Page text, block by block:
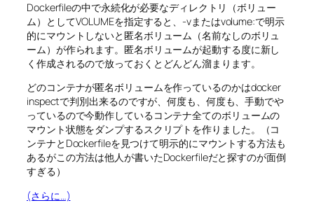
Dockerfileの中で永続化が必要なディレクトリ（ボリュー
ム）としてVOLUMEを指定すると、-vまたはvolume:で明示
的にマウントしないと匿名ボリューム（名前なしのボリュ
ーム）が作られます。匿名ボリュームが起動する度に新し
く作成されるので放っておくとどんどん溜まります。
どのコンテナが匿名ボリュームを作っているのかはdocker
inspectで判別出来るのですが、何度も、何度も、手動でや
っているので今動作しているコンテナ全てのボリュームの
マウント状態をダンプするスクリプトを作りました。（コ
ンテナとDockerfileを見つけて明示的にマウントする方法も
あるがこの方法は他人が書いたDockerfileだと探すのが面倒
すぎる）
(さらに…)